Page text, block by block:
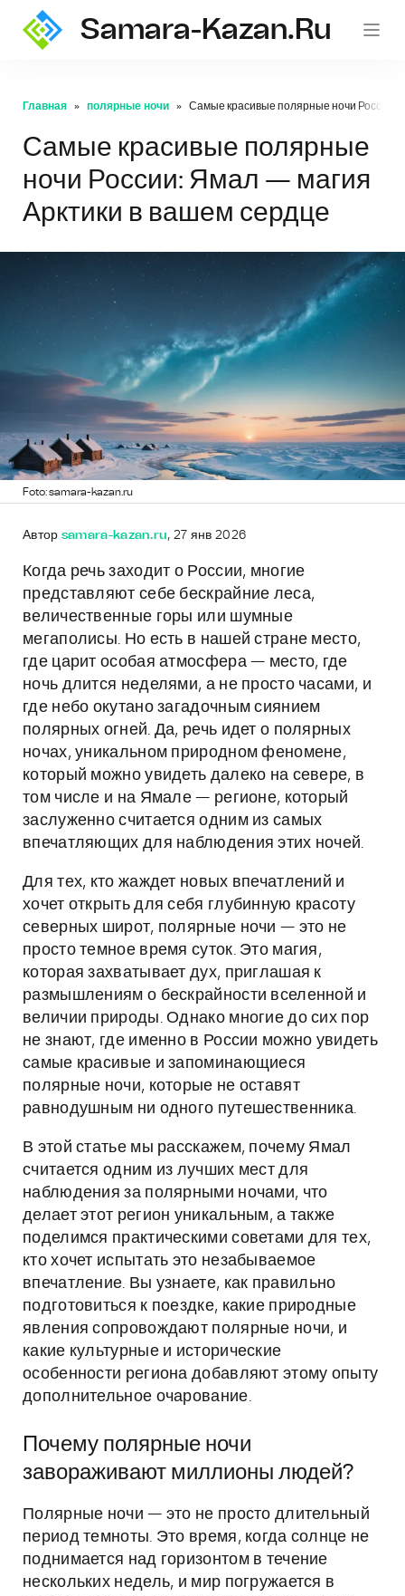
Samara-Kazan.ru
Главная полярные ночи Самые красивые полярные ночи России:
Самые красивые полярные
ночи России: Ямал — магия
Арктики в вашем сердце
Foto: samara-kazan.ru
Автор samara-kazan.ru, 27 янв 2026
Когда речь заходит о России, многие
представляют себе бескрайние леса,
величественные горы или шумные
мегаполисы. Но есть в нашей стране место,
где царит особая атмосфера — место, где
ночь длится неделями, а не просто часами, и
где небо окутано загадочным сиянием
полярных огней. Да, речь идет о полярных
ночах, уникальном природном феномене,
который можно увидеть далеко на севере, в
том числе и на Ямале — регионе, который
заслуженно считается одним из самых
впечатляющих для наблюдения этих ночей.
Для тех, кто жаждет новых впечатлений и
хочет открыть для себя глубинную красоту
северных широт, полярные ночи — это не
просто темное время суток. Это магия,
которая захватывает дух, приглашая к
размышлениям о бескрайности вселенной и
величии природы. Однако многие до сих пор
не знают, где именно в России можно увидеть
самые красивые и запоминающиеся
полярные ночи, которые не оставят
равнодушным ни одного путешественника.
В этой статье мы расскажем, почему Ямал
считается одним из лучших мест для
наблюдения за полярными ночами, что
делает этот регион уникальным, а также
поделимся практическими советами для тех,
кто хочет испытать это незабываемое
впечатление. Вы узнаете, как правильно
подготовиться к поездке, какие природные
явления сопровождают полярные ночи, и
какие культурные и исторические
особенности региона добавляют этому опыту
дополнительное очарование.
Почему полярные ночи
завораживают миллионы людей?
Полярные ночи — это не просто длительный
период темноты. Это время, когда солнце не
поднимается над горизонтом в течение
нескольких недель, и мир погружается в